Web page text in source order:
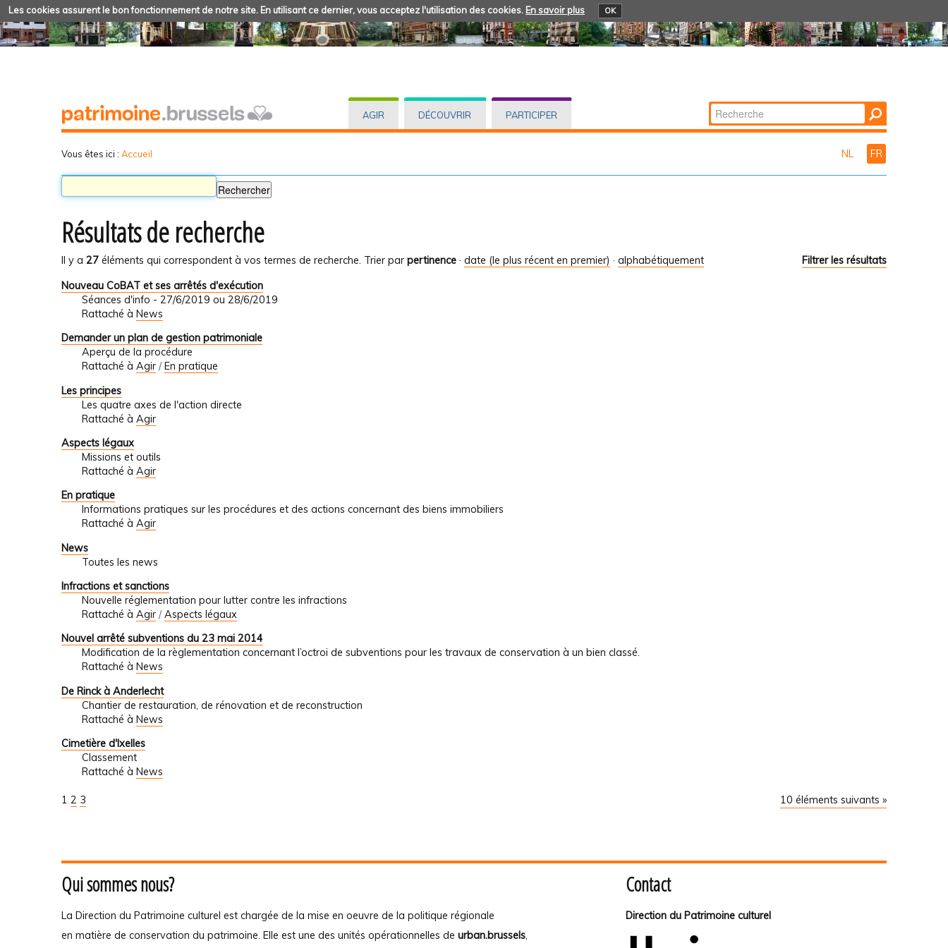
Les cookies assurent le bon fonctionnement de notre site. En utilisant ce dernier, vous acceptez l'utilisation des cookies. En savoir plus OK
AGIR DÉCOUVRIR PARTICIPER Chercher par
Recherche
Vous êtes ici : Accueil NL FR
Résultats de recherche
Il y a 27 éléments qui correspondent à vos termes de recherche. Filtrer les résultats
Trier par pertinence · date (le plus récent en premier) · alphabétiquement
Nouveau CoBAT et ses arrêtés d'exécution
Séances d'info - 27/6/2019 ou 28/6/2019
Rattaché à News
Demander un plan de gestion patrimoniale
Aperçu de la procédure
Rattaché à Agir /En pratique
Les principes
Les quatre axes de l'action directe
Rattaché à Agir
Aspects légaux
Missions et outils
Rattaché à Agir
En pratique
Informations pratiques sur les procédures et des actions concernant des biens immobiliers
Rattaché à Agir
News
Toutes les news
Infractions et sanctions
Nouvelle réglementation pour lutter contre les infractions
Rattaché à Agir /Aspects légaux
Nouvel arrêté subventions du 23 mai 2014
Modification de la règlementation concernant l’octroi de subventions pour les travaux de conservation à un bien classé.
Rattaché à News
De Rinck à Anderlecht
Chantier de restauration, de rénovation et de reconstruction
Rattaché à News
Cimetière d'Ixelles
Classement
Rattaché à News
10 éléments suivants »
1 2 3
Qui sommes nous?
La Direction du Patrimoine culturel est chargée de la mise en oeuvre de la politique régionale
en matière de conservation du patrimoine. Elle est une des unités opérationnelles de urban.brussels,
Contact
Direction du Patrimoine culturel